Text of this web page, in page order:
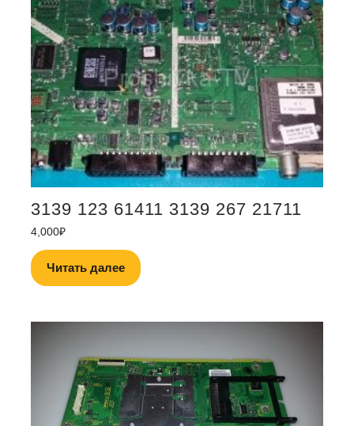
3139 123 61411 3139 267 21711
4,000₽
Читать далее